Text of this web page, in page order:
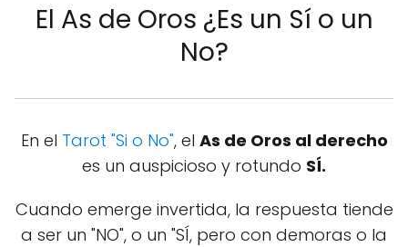
El As de Oros ¿Es un Sí o un
No?
En el Tarot "Si o No", el As de Oros al derecho
es un auspicioso y rotundo SÍ.
Cuando emerge invertida, la respuesta tiende
a ser un "NO", o un "SÍ, pero con demoras o la